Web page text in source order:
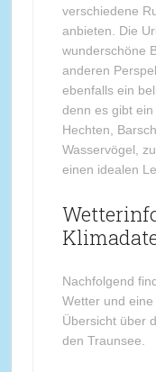
verschiedene
anbieten. Die
wunderschöne
anderen
ebenfalls ein
denn es gibt
Hechten,
Wasservögel,
einen idealen
Nachfolgend
Wetter und
Übersicht über
den Traunsee.